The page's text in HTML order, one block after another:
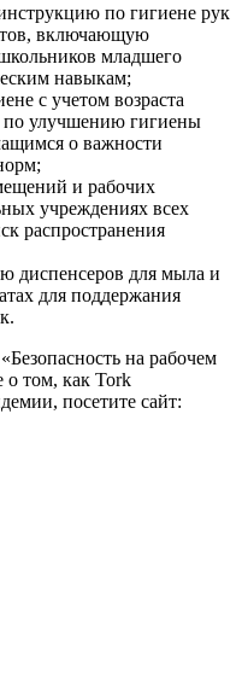
по гигиене рук
включающую
младшего
навыкам;
с учетом возраста
по улучшению гигиены
о важности
и рабочих
учреждениях всех
распространения
диспенсеров для мыла и
для поддержания
на рабочем
о том, как Tork
посетите сайт: